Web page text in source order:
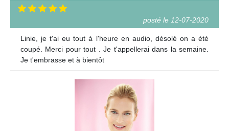
posté le 12-07-2020
Linie, je t'ai eu tout à l'heure en audio, désolé on a été
coupé. Merci pour tout . Je t'appellerai dans la semaine.
Je t'embrasse et à bientôt